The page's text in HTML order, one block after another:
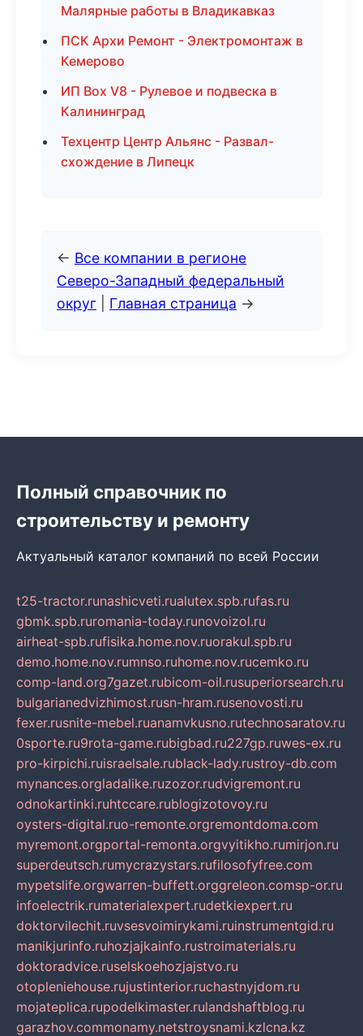
Малярные работы в Владикавказ
ПСК Архи Ремонт - Электромонтаж в
Кемерово
ИП Box V8 - Рулевое и подвеска в
Калининград
Техцентр Центр Альянс - Развал-
схождение в Липецк
← Все компании в регионе
Северо-Западный федеральный
округ
Главная страница →
Полный справочник по
строительству и ремонту
Актуальный каталог компаний по всей России
t25-tractor.runashicveti.rualutex.spb.rufas.ru
gbmk.spb.ruromania-today.runovoizol.ru
airheat-spb.rufisika.home.nov.ruorakul.spb.ru
demo.home.nov.rumnso.ruhome.nov.rucemko.ru
comp-land.org7gazet.rubicom-oil.rusuperiorsearch.ru
bulgarianedvizhimost.rusn-hram.rusenovosti.ru
fexer.rusnite-mebel.ruanamvkusno.rutechnosaratov.ru
0sporte.ru9rota-game.rubigbad.ru227gp.ruwes-ex.ru
pro-kirpichi.ruisraelsale.rublack-lady.rustroy-db.com
mynances.orgladalike.ruzozor.rudvigremont.ru
odnokartinki.ruhtccare.rublogizotovoy.ru
oysters-digital.ruo-remonte.orgremontdoma.com
myremont.orgportal-remonta.orgvyitikho.rumirjon.ru
superdeutsch.rumycrazystars.rufilosofyfree.com
mypetslife.orgwarren-buffett.orggreleon.comsp-or.ru
infoelectrik.rumaterialexpert.rudetkiexpert.ru
doktorvilechit.ruvsesvoimirykami.ruinstrumentgid.ru
manikjurinfo.ruhozjajkainfo.rustroimaterials.ru
doktoradvice.ruselskoehozjajstvo.ru
otopleniehouse.rujustinterior.ruchastnyjdom.ru
mojateplica.rupodelkimaster.rulandshaftblog.ru
garazhov.commonamy.netstroysnami.kzlcna.kz